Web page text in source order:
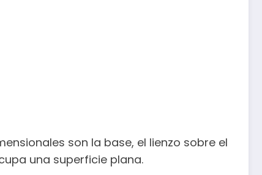
son la base, el lienzo sobre el
una superficie plana.